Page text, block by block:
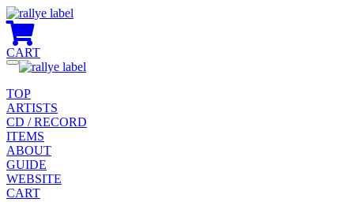
CART
Toggle
TOP
ARTISTS
CD / RECORD
ITEMS
ABOUT
GUIDE
WEBSITE
CART